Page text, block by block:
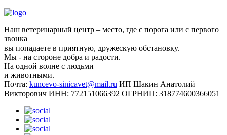
Наш ветеринарный центр – место, где с порога или с первого
звонка
вы попадаете в приятную, дружескую обстановку.
Мы - на стороне добра и радости.
На одной волне с людьми
и животными.
Почта: kuncevo-sinicavet@mail.ru ИП Шакин Анатолий
Викторович ИНН: 772151066392 ОГРНИП: 318774600366051